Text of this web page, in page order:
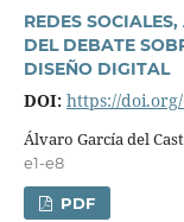
REDES
DEL DEBATE
DISEÑO DIGITAL
DOI: https://
Álvaro Garcí­a del
e1-e8
PDF